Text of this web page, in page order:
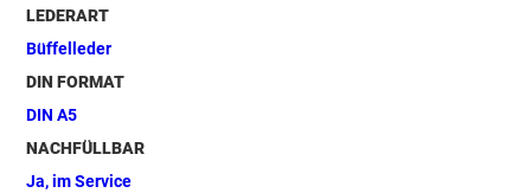
LEDERART
Büffelleder
DIN FORMAT
DIN A5
NACHFÜLLBAR
Ja, im Service